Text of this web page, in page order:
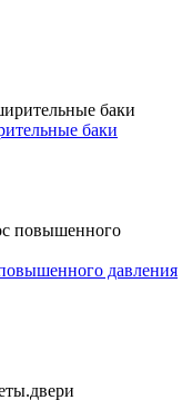
баки
давления